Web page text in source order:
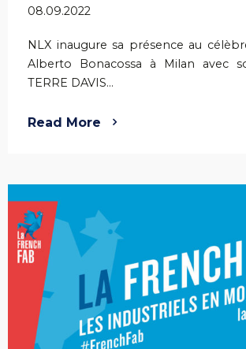
08.09.2022
NLX inaugure sa présence au
Alberto Bonacossa à Milan avec
TERRE DAVIS...
Read More